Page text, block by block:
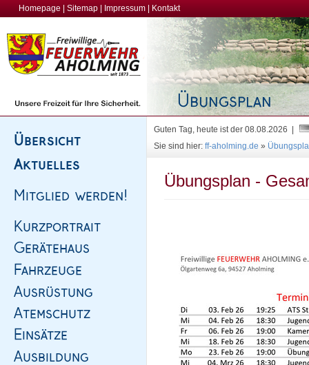
Homepage Sitemap Impressum Kontakt
Guten Tag, heute ist der 08.08.2026 |
Sie sind hier: ff-aholming.de »
Übungsplan -